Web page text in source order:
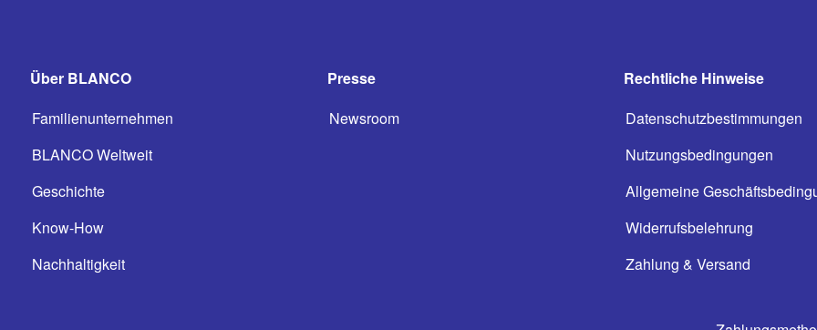
Über BLANCO
Familienunternehmen
BLANCO Weltweit
Geschichte
Know-How
Nachhaltigkeit
Presse
Newsroom
Rechtliche Hinweise
Datenschutzbestimmungen
Nutzungsbedingungen
Allgemeine
Widerrufsbelehrung
Zahlung & Versand